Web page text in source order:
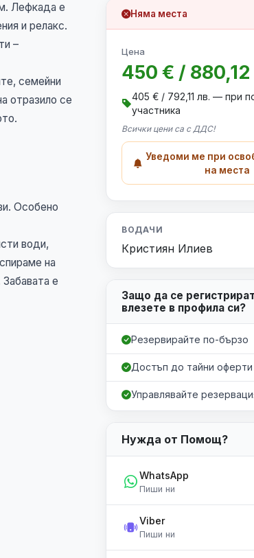
Лефкада е
и релакс.
–
семейни
отразило се
Особено
води,
на
е
Няма места
Цена
450 € / 880,12
405 € / 792,11 лв. — при
участника
Всички цени са с ДДС!
Уведоми ме при
на места
Уведоми
ВОДАЧИ
Кристиян Илиев
Защо да се
влезете в профила си?
Резервирайте по-бързо
Достъп до тайни оферти
Управлявайте
Нужда от Помощ?
WhatsApp
Пиши ни
Viber
Пиши ни